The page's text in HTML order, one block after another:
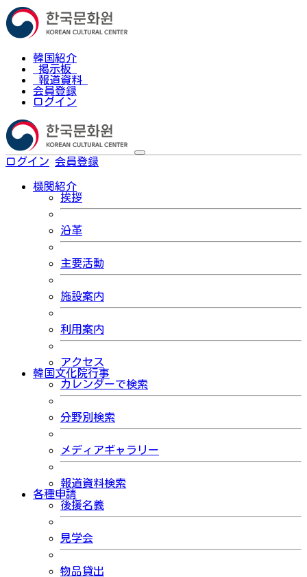
韓国紹介
掲示板
報道資料
会員登録
ログイン
ログイン 会員登録
機関紹介
挨拶
沿革
主要活動
施設案内
利用案内
アクセス
韓国文化院行事
カレンダーで検索
分野別検索
メディアギャラリー
報道資料検索
各種申請
後援名義
見学会
物品貸出